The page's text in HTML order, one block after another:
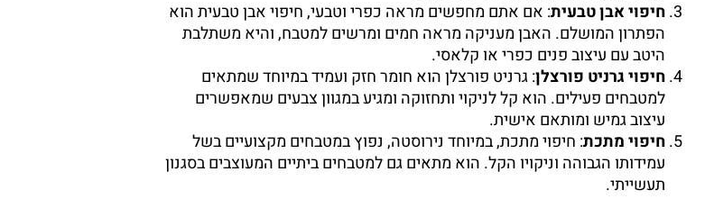
חיפוי אבן טבעית: אם אתם מחפשים מראה כפרי וטבעי, חיפוי אבן טבעית הוא
הפתרון המושלם. האבן מעניקה מראה חמים ומרשים למטבח, והיא משתלבת
היטב עם עיצוב פנים כפרי או קלאסי.
חיפוי גרניט פורצלן: גרניט פורצלן הוא חומר חזק ועמיד במיוחד שמתאים
למטבחים פעילים. הוא קל לניקוי ותחזוקה ומגיע במגוון צבעים שמאפשרים
עיצוב גמיש ומותאם אישית.
חיפוי מתכת: חיפוי מתכת, במיוחד נירוסטה, נפוץ במטבחים מקצועיים בשל
עמידותו הגבוהה וניקויו הקל. הוא מתאים גם למטבחים ביתיים המעוצבים בסגנון
תעשייתי.